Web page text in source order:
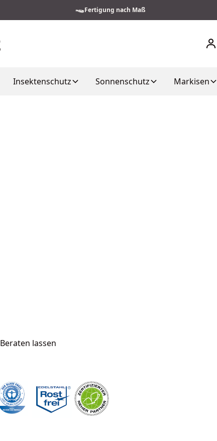
Fertigung nach Maß
Insektenschutz Sonnenschutz Markisen
Beraten lassen